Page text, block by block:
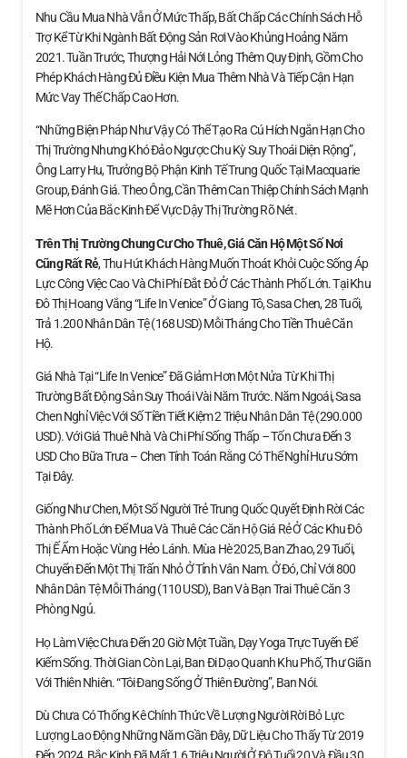
Nhu Cầu Mua Nhà Vẫn Ở Mức Thấp, Bất Chấp Các Chính Sách Hỗ
Trợ Kể Từ Khi Ngành Bất Động Sản Rơi Vào Khủng Hoảng Năm
2021. Tuần Trước, Thượng Hải Nới Lỏng Thêm Quy Định, Gồm Cho
Phép Khách Hàng Đủ Điều Kiện Mua Thêm Nhà Và Tiếp Cận Hạn
Mức Vay Thế Chấp Cao Hơn.
“Những Biện Pháp Như Vậy Có Thể Tạo Ra Cú Hích Ngắn Hạn Cho
Thị Trường Nhưng Khó Đảo Ngược Chu Kỳ Suy Thoái Diện Rộng”,
Ông Larry Hu, Trưởng Bộ Phận Kinh Tế Trung Quốc Tại Macquarie
Group, Đánh Giá. Theo Ông, Cần Thêm Can Thiệp Chính Sách Mạnh
Mẽ Hơn Của Bắc Kinh Để Vực Dậy Thị Trường Rõ Nét.
Trên Thị Trường Chung Cư Cho Thuê, Giá Căn HộMột Số Nơi
Cũng Rất Rẻ, Thu Hút Khách Hàng Muốn Thoát Khỏi Cuộc Sống Áp
Lực Công Việc Cao Và Chi Phí Đắt Đỏ Ở Các Thành Phố Lớn. Tại Khu
Đô Thị Hoang Vắng “Life In Venice” Ở Giang Tô, Sasa Chen, 28 Tuổi,
Trả 1.200 Nhân Dân Tệ (168 USD) Mỗi Tháng Cho Tiền Thuê Căn
Hộ.
Giá Nhà Tại “Life In Venice” Đã Giảm Hơn Một Nửa Từ Khi Thị
Trường Bất Động Sản Suy Thoái Vài Năm Trước. Năm Ngoái, Sasa
Chen Nghỉ Việc Với Số Tiền Tiết Kiệm 2 Triệu Nhân Dân Tệ (290.000
USD). Với Giá Thuê Nhà Và Chi Phí Sống Thấp – Tốn Chưa Đến 3
USD Cho Bữa Trưa – Chen Tính Toán Rằng Có Thể Nghỉ Hưu Sớm
Tại Đây.
Giống Như Chen, Một Số Người Trẻ Trung Quốc Quyết Định Rời Các
Thành Phố Lớn Để Mua Và Thuê Các Căn Hộ Giá Rẻ Ở Các Khu Đô
Thị Ế Ẩm Hoặc Vùng Hẻo Lánh. Mùa Hè 2025, Ban Zhao, 29 Tuổi,
Chuyển Đến Một Thị Trấn Nhỏ Ở Tỉnh Vân Nam. Ở Đó, Chỉ Với 800
Nhân Dân Tệ Mỗi Tháng (110 USD), Ban Và Bạn Trai Thuê Căn 3
Phòng Ngủ.
Họ Làm Việc Chưa Đến 20 Giờ Một Tuần, Dạy Yoga Trực Tuyến Để
Kiếm Sống. Thời Gian Còn Lại, Ban Đi Dạo Quanh Khu Phố, Thư Giãn
Với Thiên Nhiên. “Tôi Đang Sống Ở Thiên Đường”, Ban Nói.
Dù Chưa Có Thống Kê Chính Thức Về Lượng Người Rời Bỏ Lực
Lượng Lao Động Những Năm Gần Đây, Dữ Liệu Cho Thấy Từ 2019